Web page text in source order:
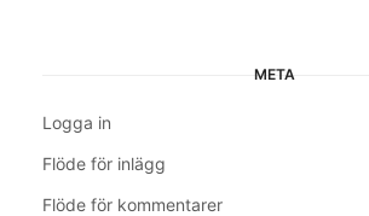
META
Logga in
Flöde för inlägg
Flöde för kommentarer